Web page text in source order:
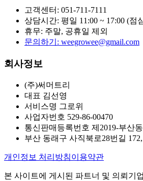
고객센터 : 051-711-7111
상담시간: 평일 11:00 ~ 17:00 (점
휴무: 주말, 공휴일 제외
문의하기 : weegrowee@gmail.com
회사정보
(주)써머트리
대표 김선영
서비스명 그로위
사업자번호 529-86-00470
통신판매등록번호 제2019-부산
부산 동래구 사직북로28번길
개인정보 처리방침이용약관
본 사이트에 게시된 파트너 및 의뢰기